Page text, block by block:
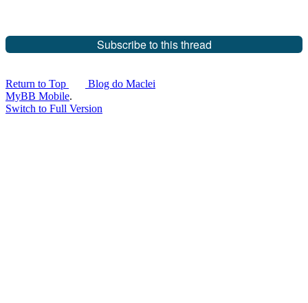
Subscribe to this thread
Return to Top
Blog do Maclei
MyBB Mobile.
Switch to Full Version